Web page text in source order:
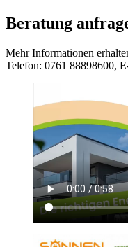
Beratung
Mehr Informationen
Telefon: 0761 88898600,